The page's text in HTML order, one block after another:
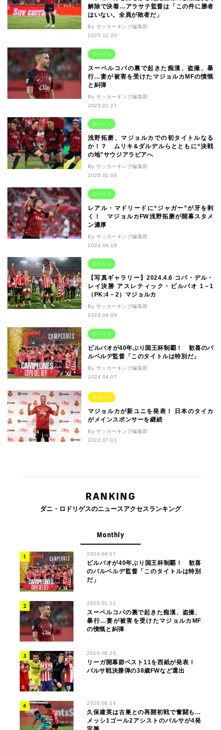
解除で決着…アラサテ監督は「この件に勝者
はいない。全員が敗者だ」
By サッカーキング編集部
2025.12.20
スペイン
スーペルコパの裏で起きた痴漢、盗撮、暴
行…妻が被害を受けたマジョルカMFの憤慨
と糾弾
By サッカーキング編集部
2025.01.21
スペイン
浅野拓磨、マジョルカでの初タイトルなる
か！？ ムリキ&ダルデルらとともに“決戦
の地”サウジアラビアへ
By サッカーキング編集部
2025.01.08
スペイン
レアル・マドリードに“ジャガー”が牙を剥
く！ マジョルカFW浅野拓磨が開幕スタメ
ン濃厚
By サッカーキング編集部
2024.08.18
スペイン
【写真ギャラリー】2024.4.6 コパ・デル・
レイ決勝 アスレティック・ビルバオ 1－1
（PK:4－2）マジョルカ
By サッカーキング編集部
2024.04.08
スペイン
ビルバオが40年ぶり国王杯制覇！ 歓喜のバ
ルベルデ監督「このタイトルは特別だ」
By サッカーキング編集部
2024.04.07
リリース
マジョルカが新ユニを発表！ 日本のタイカ
がメインスポンサーを継続
By サッカーキング編集部
2022.07.01
RANKING
ダニ・ロドリゲスのニュースアクセスランキング
Monthly
2024.04.07
ビルバオが40年ぶり国王杯制覇！ 歓喜
のバルベルデ監督「このタイトルは特別
だ」
2025.01.21
スーペルコパの裏で起きた痴漢、盗撮、
暴行…妻が被害を受けたマジョルカMF
の憤慨と糾弾
2019.08.20
リーガ開幕節ベスト11を西紙が発表！
バルサ戦決勝弾の38歳FWなど選出
2020.06.14
久保建英は古巣との再開初戦で奮闘も…
メッシ1ゴール2アシストのバルサが4発